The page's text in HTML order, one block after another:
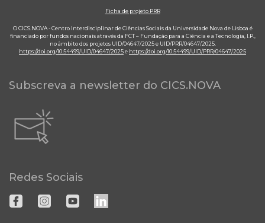
Ficha de projeto PRR
O CICS.NOVA - Centro Interdisciplinar de Ciências Sociais da Universidade Nova de Lisboa é
financiado por fundos nacionais através da FCT – Fundação para a Ciência e a Tecnologia, I.P.,
no âmbito dos projetos UID/04647/2025 e UID/PRR/04647/2025.
https://doi.org/10.54499/UID/04647/2025e https://doi.org/10.54499/UID/PRR/04647/2025
Subscreva a newsletter do CICS.NOVA
Redes Sociais